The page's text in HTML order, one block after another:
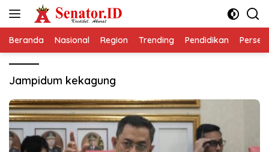
Beranda Nasional Region Trending Pendidikan
Jampidum kekagung